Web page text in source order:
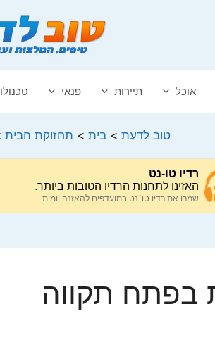
אוכל תיירות פנאי
טוב לדעת > בית > תחזוקת הבית
בפתח תקווה